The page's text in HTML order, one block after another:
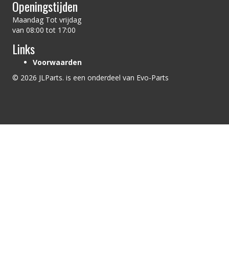
Openingstijden
Maandag Tot vrijdag
van 08:00 tot 17:00
Links
Voorwaarden
© 2026 JLParts. is een onderdeel van Evo-Parts